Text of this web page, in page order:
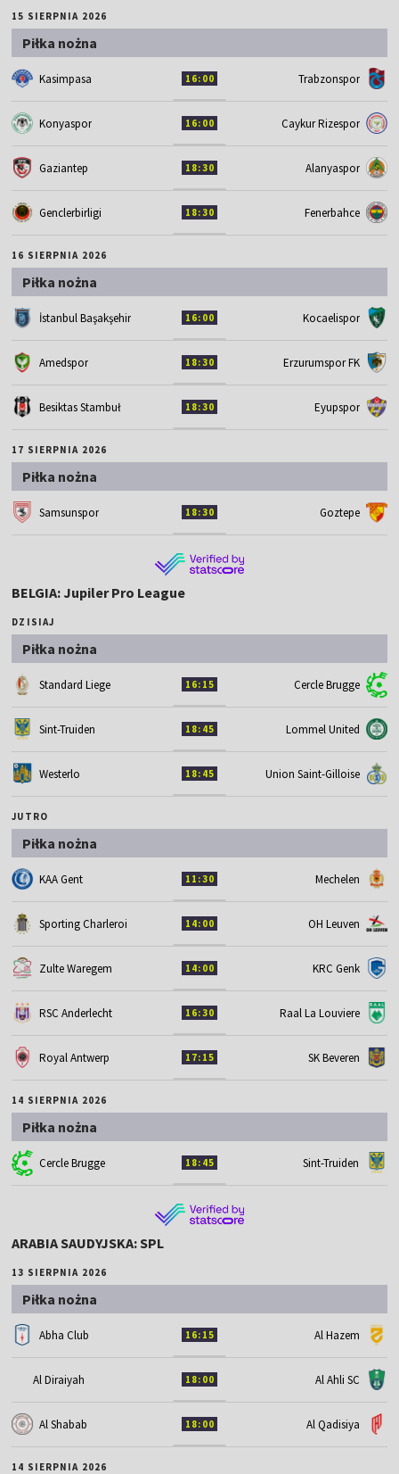
15 SIERPNIA 2026
Piłka nożna
Kasimpasa 16:00 Trabzonspor
Konyaspor 16:00 Caykur Rizespor
Gaziantep 18:30 Alanyaspor
Genclerbirligi 18:30 Fenerbahce
16 SIERPNIA 2026
Piłka nożna
İstanbul Başakşehir 16:00 Kocaelispor
Amedspor 18:30 Erzurumspor FK
Besiktas Stambuł 18:30 Eyupspor
17 SIERPNIA 2026
Piłka nożna
Samsunspor 18:30 Goztepe
BELGIA: Jupiler Pro League
DZISIAJ
Piłka nożna
Standard Liege 16:15 Cercle Brugge
Sint-Truiden 18:45 Lommel United
Westerlo 18:45 Union Saint-Gilloise
JUTRO
Piłka nożna
KAA Gent 11:30 Mechelen
Sporting Charleroi 14:00 OH Leuven
Zulte Waregem 14:00 KRC Genk
RSC Anderlecht 16:30 Raal La Louviere
Royal Antwerp 17:15 SK Beveren
14 SIERPNIA 2026
Piłka nożna
Cercle Brugge 18:45 Sint-Truiden
ARABIA SAUDYJSKA: SPL
13 SIERPNIA 2026
Piłka nożna
Abha Club 16:15 Al Hazem
Al Diraiyah 18:00 Al Ahli SC
Al Shabab 18:00 Al Qadisiya
14 SIERPNIA 2026